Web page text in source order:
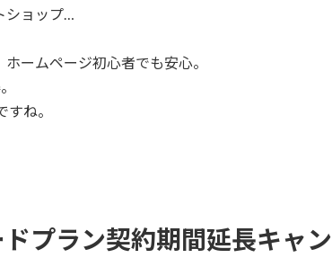
ショップ…
ームページ初心者でも安心。
ね。
プラン契約期間延長キャン